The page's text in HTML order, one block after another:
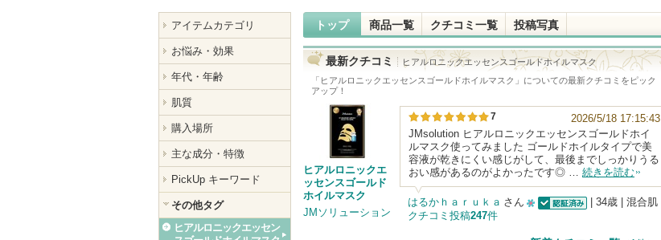
トップ 商品一覧 クチコミ一覧 投稿写真
最新クチコミ
ヒアルロニックエッセンスゴールドホイルマスク
「 ヒアルロニックエッセンスゴールドホイルマスク 」についての最新クチコミをピック
アップ！
ヒアルロニックエ
ッセンスゴールド
ホイルマスク
JMソリューション
7
2026/5/18 17:15:43
JMsolution ヒアルロニックエッセンスゴールドホイ
ルマスク使ってみました ゴールドホイルタイプで美
容液が乾きにくい感じがして、最後までしっかりうる
おい感があるのがよかったです◎ … 続きを読む
はるかｈａｒｕｋａ さん
| 34歳 | 混合肌 |
クチコミ投稿247件
アイテムカテゴリ
お悩み・効果
年代・年齢
肌質
購入場所
主な成分・特徴
PickUp キーワード
その他タグ
ヒアルロニックエッセン